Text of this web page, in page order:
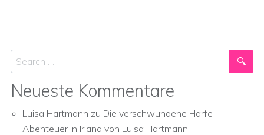
Search
Neueste Kommentare
Luisa Hartmann zu Die verschwundene Harfe –
Abenteuer in Irland von Luisa Hartmann